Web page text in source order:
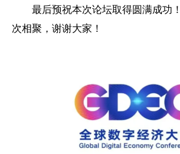
最后预祝本次论坛取得圆满成功！
次相聚， 谢谢大家！